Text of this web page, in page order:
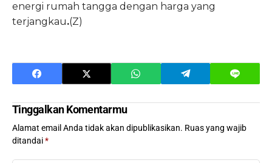
energi rumah tangga dengan harga yang
terjangkau.(Z)
Tinggalkan Komentarmu
Alamat email Anda tidak akan dipublikasikan. Ruas yang wajib
ditandai*